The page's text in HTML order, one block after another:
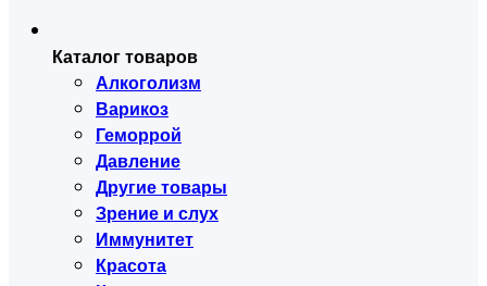
Каталог товаров
Алкоголизм
Варикоз
Геморрой
Давление
Другие товары
Зрение и слух
Иммунитет
Красота